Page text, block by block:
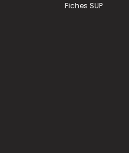
Fiches SUP